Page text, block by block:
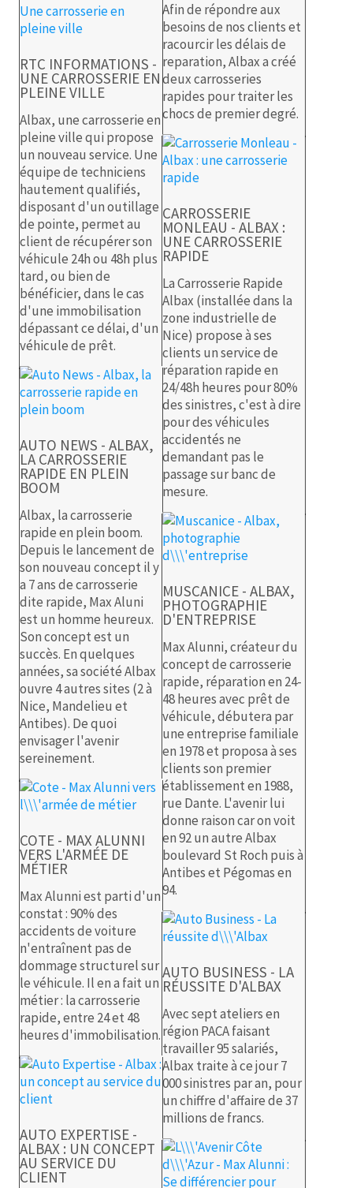
Afin de répondre aux
besoins de nos clients et
racourcir les délais de
reparation, Albax a créé
deux carrosseries
rapides pour traiter les
chocs de premier degré.
RTC INFORMATIONS -
UNE CARROSSERIE EN
PLEINE VILLE
Albax, une carrosserie en
pleine ville qui propose
un nouveau service. Une
équipe de techniciens
hautement qualifiés,
disposant d'un outillage
de pointe, permet au
client de récupérer son
véhicule 24h ou 48h plus
tard, ou bien de
bénéficier, dans le cas
d'une immobilisation
dépassant ce délai, d'un
véhicule de prêt.
CARROSSERIE
MONLEAU - ALBAX :
UNE CARROSSERIE
RAPIDE
La Carrosserie Rapide
Albax (installée dans la
zone industrielle de
Nice) propose à ses
clients un service de
réparation rapide en
24/48h heures pour 80%
des sinistres, c'est à dire
pour des véhicules
accidentés ne
demandant pas le
passage sur banc de
mesure.
AUTO NEWS - ALBAX,
LA CARROSSERIE
RAPIDE EN PLEIN
BOOM
Albax, la carrosserie
rapide en plein boom.
Depuis le lancement de
son nouveau concept il y
a 7 ans de carrosserie
dite rapide, Max Aluni
est un homme heureux.
Son concept est un
succès. En quelques
années, sa société Albax
ouvre 4 autres sites (2 à
Nice, Mandelieu et
Antibes). De quoi
envisager l'avenir
sereinement.
MUSCANICE - ALBAX,
PHOTOGRAPHIE
D'ENTREPRISE
Max Alunni, créateur du
concept de carrosserie
rapide, réparation en 24-
48 heures avec prêt de
véhicule, débutera par
une entreprise familiale
en 1978 et proposa à ses
clients son premier
établissement en 1988,
rue Dante. L'avenir lui
donne raison car on voit
en 92 un autre Albax
boulevard St Roch puis à
Antibes et Pégomas en
94.
COTE - MAX ALUNNI
VERS L'ARMÉE DE
MÉTIER
Max Alunni est parti d'un
constat : 90% des
accidents de voiture
n'entraînent pas de
dommage structurel sur
le véhicule. Il en a fait un
métier : la carrosserie
rapide, entre 24 et 48
heures d'immobilisation.
AUTO BUSINESS - LA
RÉUSSITE D'ALBAX
Avec sept ateliers en
région PACA faisant
travailler 95 salariés,
Albax traite à ce jour 7
000 sinistres par an, pour
un chiffre d'affaire de 37
millions de francs.
AUTO EXPERTISE -
ALBAX : UN CONCEPT
AU SERVICE DU
CLIENT